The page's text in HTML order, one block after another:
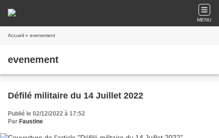
MENU
Accueil » evenement
evenement
Défilé militaire du 14 Juillet 2022
Publié le 02/12/2022 à 17:52
Par Faustine